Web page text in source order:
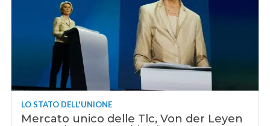
LO STATO DELL'UNIONE
Mercato unico delle Tlc, Von der Leyen